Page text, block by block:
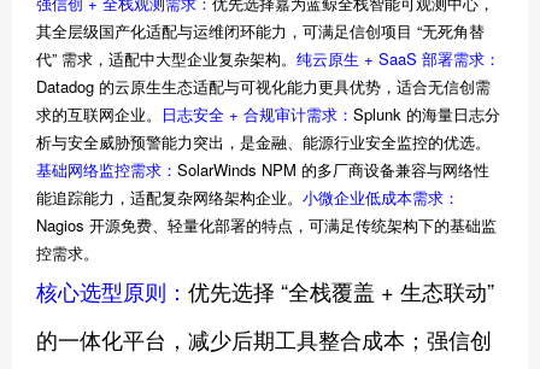
其全层级国产化适配与运维闭环能力，可满足信创项目 “无死角替
代” 需求，适配中大型企业复杂架构。 纯云原生 + SaaS 部署需求：
Datadog 的云原生生态适配与可视化能力更具优势，适合无信创需
求的互联网企业。 日志安全 + 合规审计需求： Splunk 的海量日志分
析与安全威胁预警能力突出，是金融、能源行业安全监控的优选。
基础网络监控需求： SolarWinds NPM 的多厂商设备兼容与网络性
能追踪能力，适配复杂网络架构企业。 小微企业低成本需求：
Nagios 开源免费、轻量化部署的特点，可满足传统架构下的基础监
控需求。
核心选型原则： 优先选择 “全栈覆盖 + 生态联动”
的一体化平台，减少后期工具整合成本；强信创